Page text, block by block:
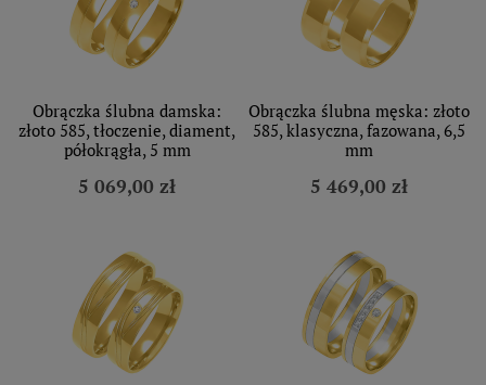
Obrączka ślubna damska:
złoto 585, tłoczenie, diament,
półokrągła, 5 mm
5 069,00 zł
Obrączka ślubna męska: złoto
585, klasyczna, fazowana, 6,5
mm
5 469,00 zł